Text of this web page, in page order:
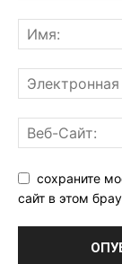
сохраните
сайт в этом